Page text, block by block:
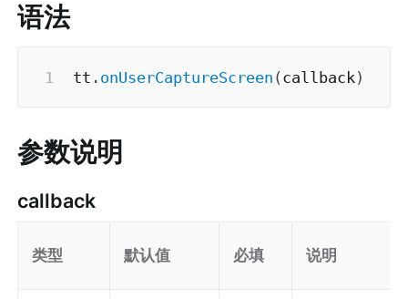
语法
tt . onUserCaptureScreen ( callback )
参数说明
callback
类型 默认值 必填 说明